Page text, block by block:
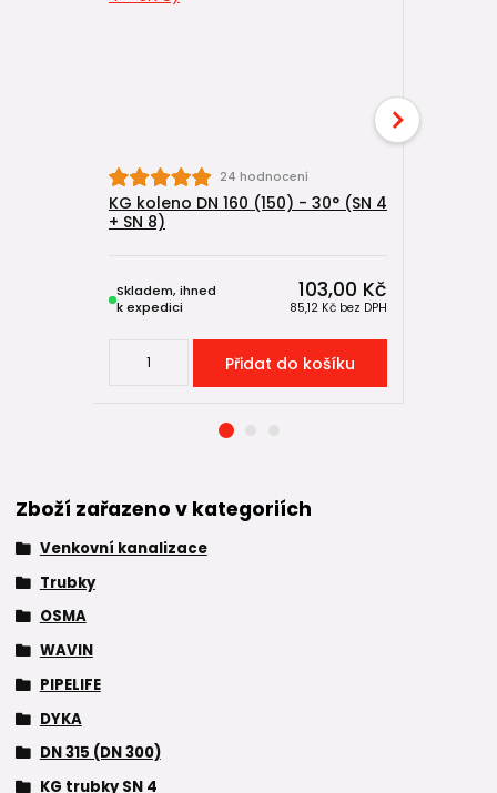
24 hodnocení
KG koleno DN 160 (150) - 30° (SN 4
+ SN 8)
103,00 Kč
85,12 Kč bez DPH
Skladem, ihned
k expedici
Přidat do košíku
Zboží zařazeno v kategoriích
Venkovní kanalizace
Trubky
OSMA
WAVIN
PIPELIFE
DYKA
DN 315 (DN 300)
KG trubky SN 4